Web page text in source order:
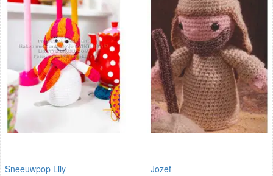
Sneeuwpop Lily Jozef